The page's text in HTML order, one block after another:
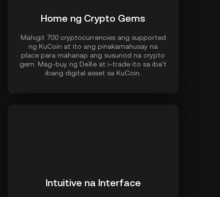
Home ng Crypto Gems
Mahigit 700 cryptocurrencies ang supported
ng KuCoin at ito ang pinakamahusay na
place para mahanap ang susunod na crypto
gem. Mag-buy ng DeXe at i-trade ito sa iba't
ibang digital asset sa KuCoin.
Intuitive na Interface